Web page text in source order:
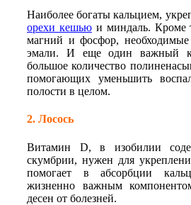
Наиболее богаты кальцием,
орехи кешьюи миндаль. Кроме
магний и фосфор, необходимые
эмали. И еще один важный
большое количество
помогающих уменьшить
полости в целом.
2. Лосось
Витамин D, в изобилии
скумбрии, нужен для
помогает в абсорбции
жизненно важным
десен от болезней.